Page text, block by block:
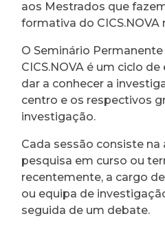
aos Mestrados que
formativa do CICS.NOVA
O Seminário
CICS.NOVA é um ciclo
dar a conhecer a
centro e os respectivos
investigação.
Cada sessão consiste
pesquisa em curso ou
recentemente, a cargo
ou equipa de
seguida de um debate.